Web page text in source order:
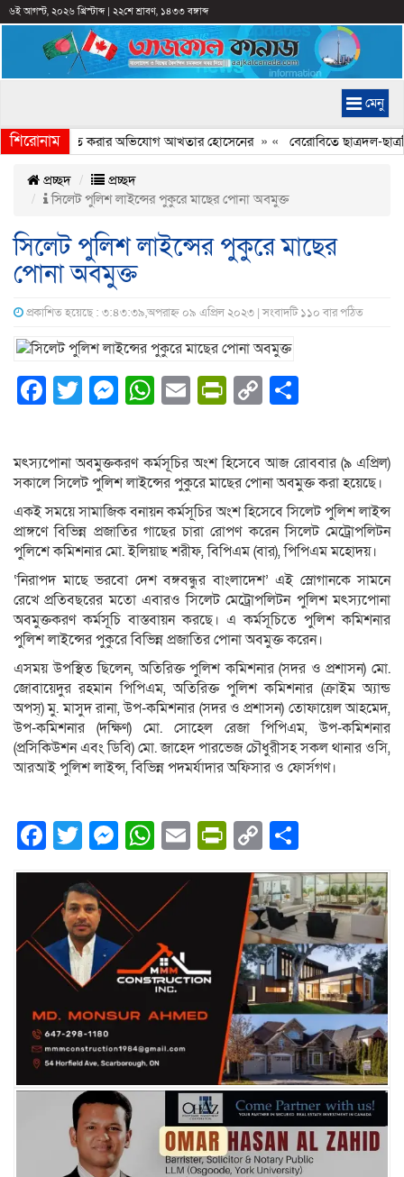
৬ই আগস্ট, ২০২৬ খ্রিস্টাব্দ| ২২শে শ্রাবণ, ১৪৩৩ বঙ্গাব্দ
মেনু
শিরোনাম
ইতিহাস বিকৃত করার অভিযোগ আখতার হোসেনের» «বেরোবিতে ছাত্রদল-
প্রচ্ছদ
প্রচ্ছদ
সিলেট পুলিশ লাইন্সের পুকুরে মাছের পোনা অবমুক্ত
সিলেট পুলিশ লাইন্সের পুকুরে মাছের
পোনা অবমুক্ত
প্রকাশিত হয়েছে : ৩:৪৩:৩৯,অপরাহ্ন ০৯ এপ্রিল ২০২৩ | সংবাদটি ১১০ বার পঠিত
Facebook
Twitter
Messenger
WhatsApp
EmailPrintFriendly
Copy
মৎস্যপোনা অবমুক্তকরণ কর্মসূচির অংশ হিসেবে আজ রোববার (৯ এপ্রিল)
সকালে সিলেট পুলিশ লাইন্সের পুকুরে মাছের পোনা অবমুক্ত করা হয়েছে।
একই সময়ে সামাজিক বনায়ন কর্মসূচির অংশ হিসেবে সিলেট পুলিশ লাইন্স
প্রাঙ্গণে বিভিন্ন প্রজাতির গাছের চারা রোপণ করেন সিলেট মেট্রোপলিটন
পুলিশে কমিশনার মো. ইলিয়াছ শরীফ, বিপিএম (বার), পিপিএম মহোদয়।
‘নিরাপদ মাছে ভরবো দেশ বঙ্গবন্ধুর বাংলাদেশ’ এই স্লোগানকে সামনে
রেখে প্রতিবছরের মতো এবারও সিলেট মেট্রোপলিটন পুলিশ মৎস্যপোনা
অবমুক্তকরণ কর্মসূচি বাস্তবায়ন করছে। এ কর্মসূচিতে পুলিশ কমিশনার
পুলিশ লাইন্সের পুকুরে বিভিন্ন প্রজাতির পোনা অবমুক্ত করেন।
এসময় উপস্থিত ছিলেন, অতিরিক্ত পুলিশ কমিশনার (সদর ও প্রশাসন) মো.
জোবায়েদুর রহমান পিপিএম, অতিরিক্ত পুলিশ কমিশনার (ক্রাইম অ্যান্ড
অপস্) মু. মাসুদ রানা, উপ-কমিশনার (সদর ও প্রশাসন) তোফায়েল আহমেদ,
উপ-কমিশনার (দক্ষিণ) মো. সোহেল রেজা পিপিএম, উপ-কমিশনার
(প্রসিকিউশন এবং ডিবি) মো. জাহেদ পারভেজ চৌধুরীসহ সকল থানার ওসি,
আরআই পুলিশ লাইন্স, বিভিন্ন পদমর্যাদার অফিসার ও ফোর্সগণ।
Facebook
Twitter
Messenger
WhatsApp
EmailPrintFriendly
Copy
Link